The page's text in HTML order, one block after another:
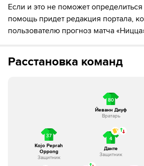
издали
Удар от ворот произведет Ницца
Сент-Этьен совершает
Судья сигнализирует, что Деннис
Сент-Этьен поставил подножку.
Если и это не поможет определиться
помощь придет редакция портала,
пользователю прогноз матча
Расстановка команд
80
Йеванн Диуф
Вратарь
37
Kojo Peprah
Oppong
Защитник
4
Данте
Защитник